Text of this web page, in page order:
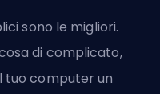
sono le migliori.
di complicato,
tuo computer un